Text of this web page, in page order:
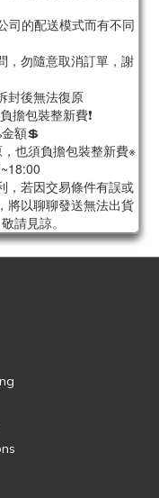
司的配送模式而有不同
，勿隨意取消訂單，謝
封後無法復原
擔包裝整新費❗️
額💲
也須負擔包裝整新費※
，若因交易條件有誤或
將以聊聊發送無法出貨
請見諒。